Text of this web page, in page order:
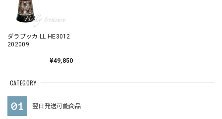
CATEGORY
翌日発送可能商品
ダラブッカ LL HE3012
202009
¥49,850